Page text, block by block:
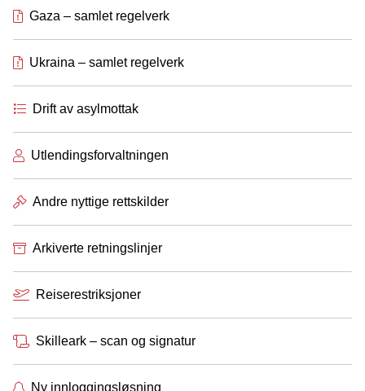
Gaza – samlet regelverk
Ukraina – samlet regelverk
Drift av asylmottak
Utlendingsforvaltningen
Andre nyttige rettskilder
Arkiverte retningslinjer
Reiserestriksjoner
Skilleark – scan og signatur
Ny innloggingsløsning